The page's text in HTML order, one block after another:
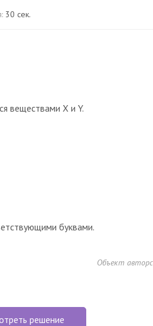
30 сек.
веществами X и Y.
буквами.
Объект
решение